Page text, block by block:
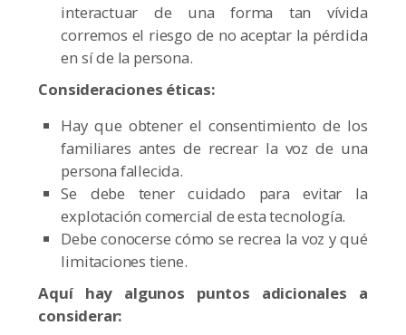
interactuar de una forma tan vívida
corremos el riesgo de no aceptar la pérdida
en sí de la persona.
Consideraciones éticas:
Hay que obtener el consentimiento de los
familiares antes de recrear la voz de una
persona fallecida.
Se debe tener cuidado para evitar la
explotación comercial de esta tecnología.
Debe conocerse cómo se recrea la voz y qué
limitaciones tiene.
Aquí hay algunos puntos adicionales a
considerar: